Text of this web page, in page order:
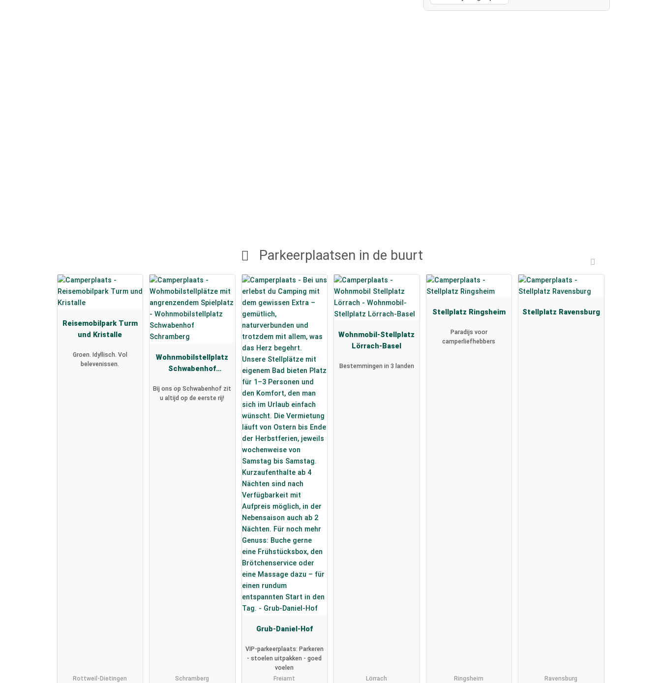
Parkeerplaatsen in de buurt
Reisemobilpark Turm
und Kristalle
Groen. Idyllisch. Vol
belevenissen.
Rottweil-Dietingen
Wohnmobilstellplatz
Schwabenhof
Bij ons op Schwabenhof zit
u altijd op de eerste rij!
Schramberg
Grub-Daniel-Hof
VIP-parkeerplaats: Parkeren
- stoelen uitpakken - goed
voelen
Freiamt
Wohnmobil-Stellplatz
Lörrach-Basel
Bestemmingen in 3 landen
Lörrach
Stellplatz Ringsheim
Paradijs voor
camperliefhebbers
Ringsheim
Stellplatz Ravensburg
Ravensburg